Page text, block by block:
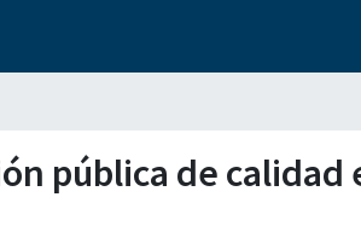
pública de calidad